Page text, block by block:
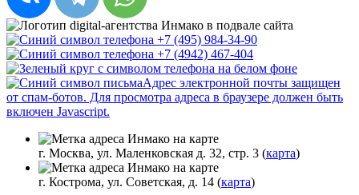
+7 (495) 984-34-90
+7 (4942) 467-404
Адрес электронной почты защищен
от спам-ботов. Для просмотра адреса в браузере должен быть
включен Javascript.
г. Москва, ул. Маленковская д. 32, стр. 3 (карта)
г. Кострома, ул. Советская, д. 14 (карта)